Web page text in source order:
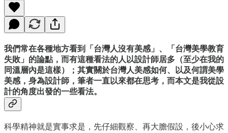
我們常在各種地方看到「台灣人沒有美感」、「台灣美學教育
失敗」的論點，而有這種看法的人以設計師居多（至少在我的
同溫層內是這樣）；其實關於台灣人美感如何、以及何謂美學
美感，身為設計師，筆者一直以來都在思考，而本文是我從設
計的角度出發的一些看法。
科學精神就是實事求是，先仔細觀察、再大膽假設，後小心求